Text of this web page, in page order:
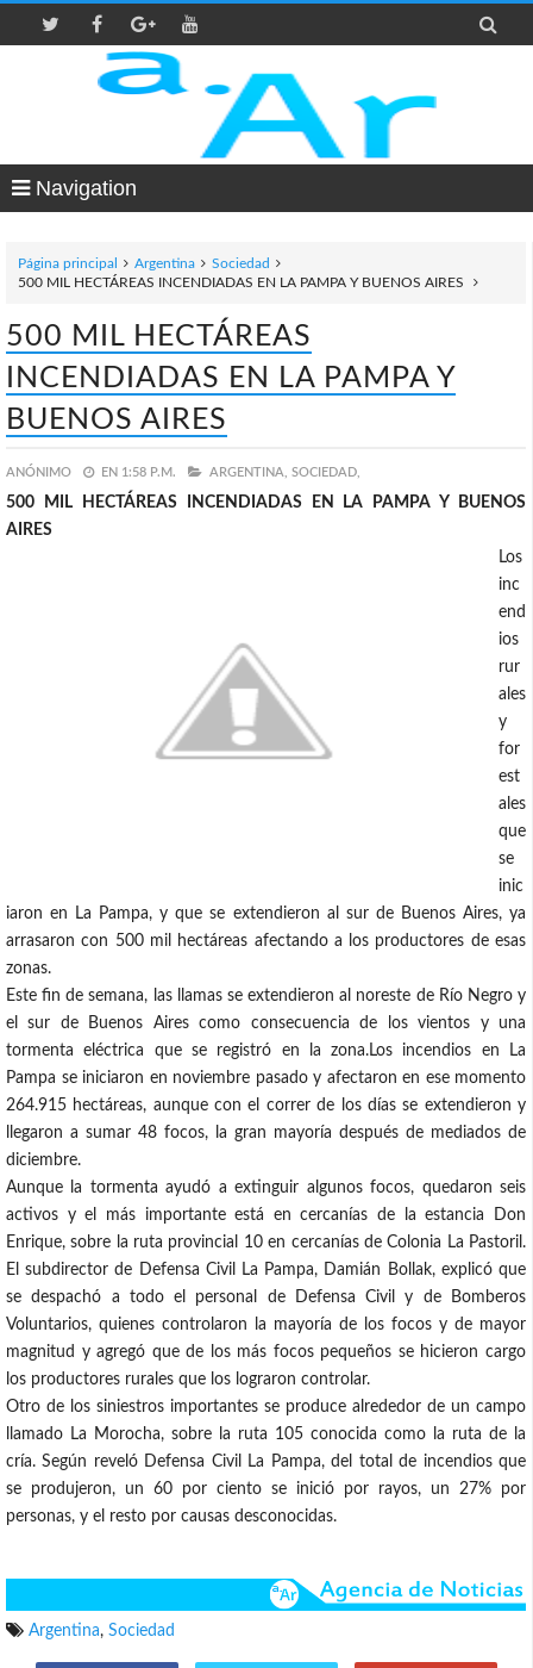

Navigation
Página principal Argentina
Sociedad
500 MIL HECTÁREAS INCENDIADAS EN LA PAMPA Y BUENOS AIRES
500 MIL HECTÁREAS
INCENDIADAS EN LA PAMPA Y
BUENOS AIRES
ANÓNIMO EN 1:58 P.M. ARGENTINA, SOCIEDAD,
500 MIL HECTÁREAS INCENDIADAS EN LA PAMPA Y BUENOS
AIRES
Los
inc
end
ios
rur
ales
y
for
est
ales
que
se
inic
iaron en La Pampa, y que se extendieron al sur de Buenos Aires, ya
arrasaron con 500 mil hectáreas afectando a los productores de esas
zonas.
Este fin de semana, las llamas se extendieron al noreste de Río Negro y
el sur de Buenos Aires como consecuencia de los vientos y una
tormenta eléctrica que se registró en la zona.Los incendios en La
Pampa se iniciaron en noviembre pasado y afectaron en ese momento
264.915 hectáreas, aunque con el correr de los días se extendieron y
llegaron a sumar 48 focos, la gran mayoría después de mediados de
diciembre.
Aunque la tormenta ayudó a extinguir algunos focos, quedaron seis
activos y el más importante está en cercanías de la estancia Don
Enrique, sobre la ruta provincial 10 en cercanías de Colonia La Pastoril.
El subdirector de Defensa Civil La Pampa, Damián Bollak, explicó que
se despachó a todo el personal de Defensa Civil y de Bomberos
Voluntarios, quienes controlaron la mayoría de los focos y de mayor
magnitud y agregó que de los más focos pequeños se hicieron cargo
los productores rurales que los lograron controlar.
Otro de los siniestros importantes se produce alrededor de un campo
llamado La Morocha, sobre la ruta 105 conocida como la ruta de la
cría. Según reveló Defensa Civil La Pampa, del total de incendios que
se produjeron, un 60 por ciento se inició por rayos, un 27% por
personas, y el resto por causas desconocidas.
Argentina, Sociedad